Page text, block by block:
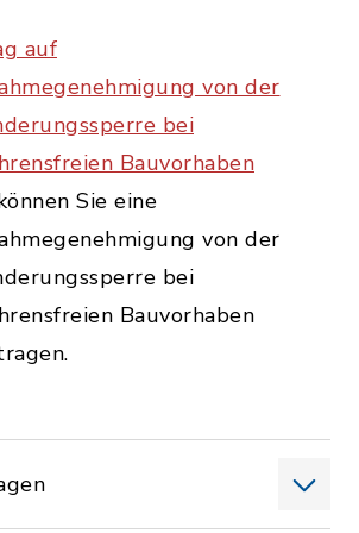
auf
von der
bei
Bauvorhaben
Sie eine
von der
bei
Bauvorhaben